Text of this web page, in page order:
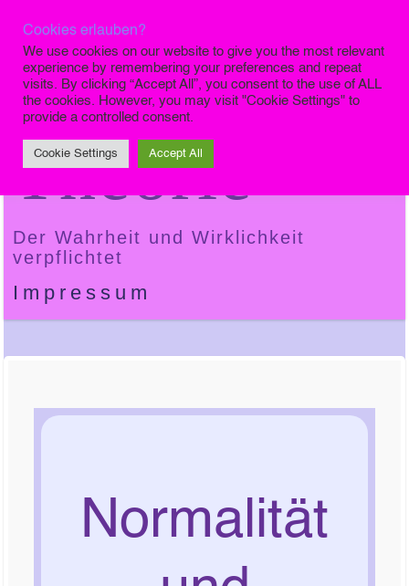
Die Finale
Theorie
Der Wahrheit und Wirklichkeit
verpflichtet
Impressum
Normalität
Cookies erlauben?
We use cookies on our website to give you the most relevant
experience by remembering your preferences and repeat
visits. By clicking “Accept All”, you consent to the use of ALL
the cookies. However, you may visit "Cookie Settings" to
provide a controlled consent.
Cookie Settings Accept All